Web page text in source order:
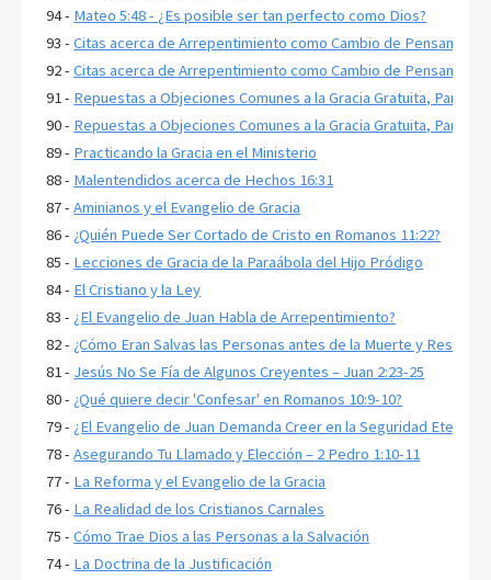
94 - Mateo 5:48 - ¿Es posible ser tan perfecto como Dios?
93 -Citas acerca de Arrepentimiento como Cambio de
92 -Citas acerca de Arrepentimiento como Cambio de
91 - Repuestas a Objeciones Comunes a la Gracia Gratuita, Parte 2
90 - Repuestas a Objeciones Comunes a la Gracia Gratuita, Parte 1
89 - Practicando la Gracia en el Ministerio
88 - Malentendidos acerca de Hechos 16:31
87 -Aminianos y el Evangelio de Gracia
86 - ¿Quién Puede Ser Cortado de Cristo en Romanos 11:22?
85 - Lecciones de Gracia de la Paraábola del Hijo Pródigo
84 - El Cristiano y la Ley
83 - ¿El Evangelio de Juan Habla de Arrepentimiento?
82 - ¿Cómo Eran Salvas las Personas antes de la Muerte y
81 - Jesús No Se Fía de Algunos Creyentes – Juan 2:23-25
80 - ¿Qué quiere decir 'Confesar' en Romanos 10:9-10?
79 - ¿El Evangelio de Juan Demanda Creer en la Seguridad Eterna
78 -Asegurando Tu Llamado y Elección – 2 Pedro 1:10-11
77 - La Reforma y el Evangelio de la Gracia
76 - La Realidad de los Cristianos Carnales
75 -Cómo Trae Dios a las Personas a la Salvación
74 - La Doctrina de la Justificación